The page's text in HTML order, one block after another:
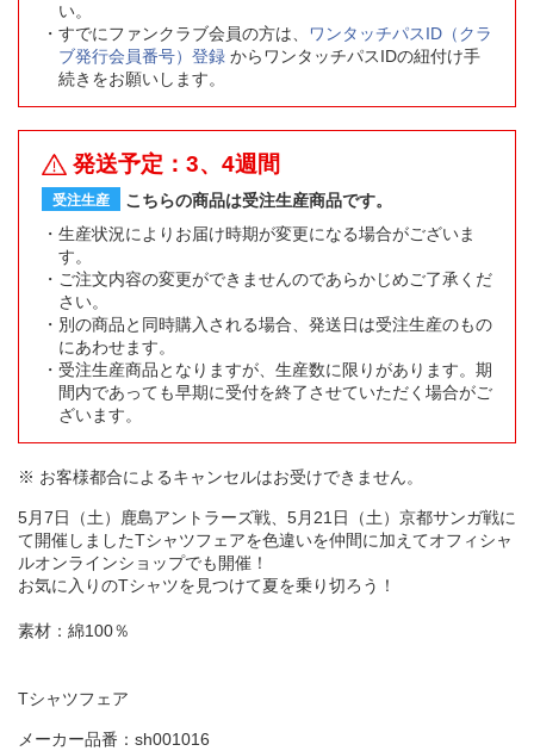
い。
すでにファンクラブ会員の方は、
ワンタッチパスID（クラ
ブ発行会員番号）登録 からワンタッチパスIDの紐付け手
続きをお願いします。
発送予定：3、4週間
受注生産
こちらの商品は受注生産商品です。
生産状況によりお届け時期が変更になる場合がございま
す。
ご注文内容の変更ができませんのであらかじめご了承くだ
さい。
別の商品と同時購入される場合、発送日は受注生産のもの
にあわせます。
受注生産商品となりますが、生産数に限りがあります。期
間内であっても早期に受付を終了させていただく場合がご
ざいます。
※ お客様都合によるキャンセルはお受けできません。
5月7日（土）鹿島アントラーズ戦、5月21日（土）京都サンガ戦に
て開催しましたTシャツフェアを色違いを仲間に加えてオフィシャ
ルオンラインショップでも開催！
お気に入りのTシャツを見つけて夏を乗り切ろう！
素材：綿100％
Tシャツフェア
メーカー品番：sh001016